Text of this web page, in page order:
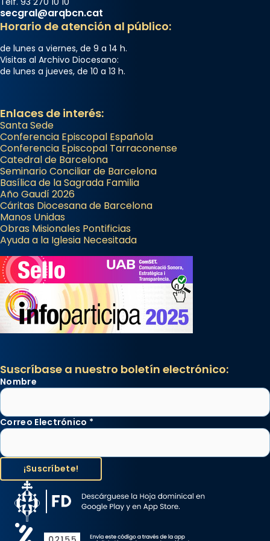
secgral@arqbcn.cat
Horario de atención al público:
de lunes a viernes, de 9 a 14 h.
Visitas al Archivo Diocesano:
de lunes a jueves, de 10 a 13 h.
Enlaces de interés:
Santa Sede
Conferencia Episcopal Española
Conferencia Episcopal Tarraconense
Catedral de Barcelona
Seminario Conciliar de Barcelona
Basílica de la Sagrada Familia
Año Gaudí 2026
Cáritas Diocesana de Barcelona
Manos Unidas
Obras Misionales Pontificias
Ayuda a la Iglesia Necesitada
Suscríbase a nuestro boletín electrónico:
Nombre
Correo Electrónico *